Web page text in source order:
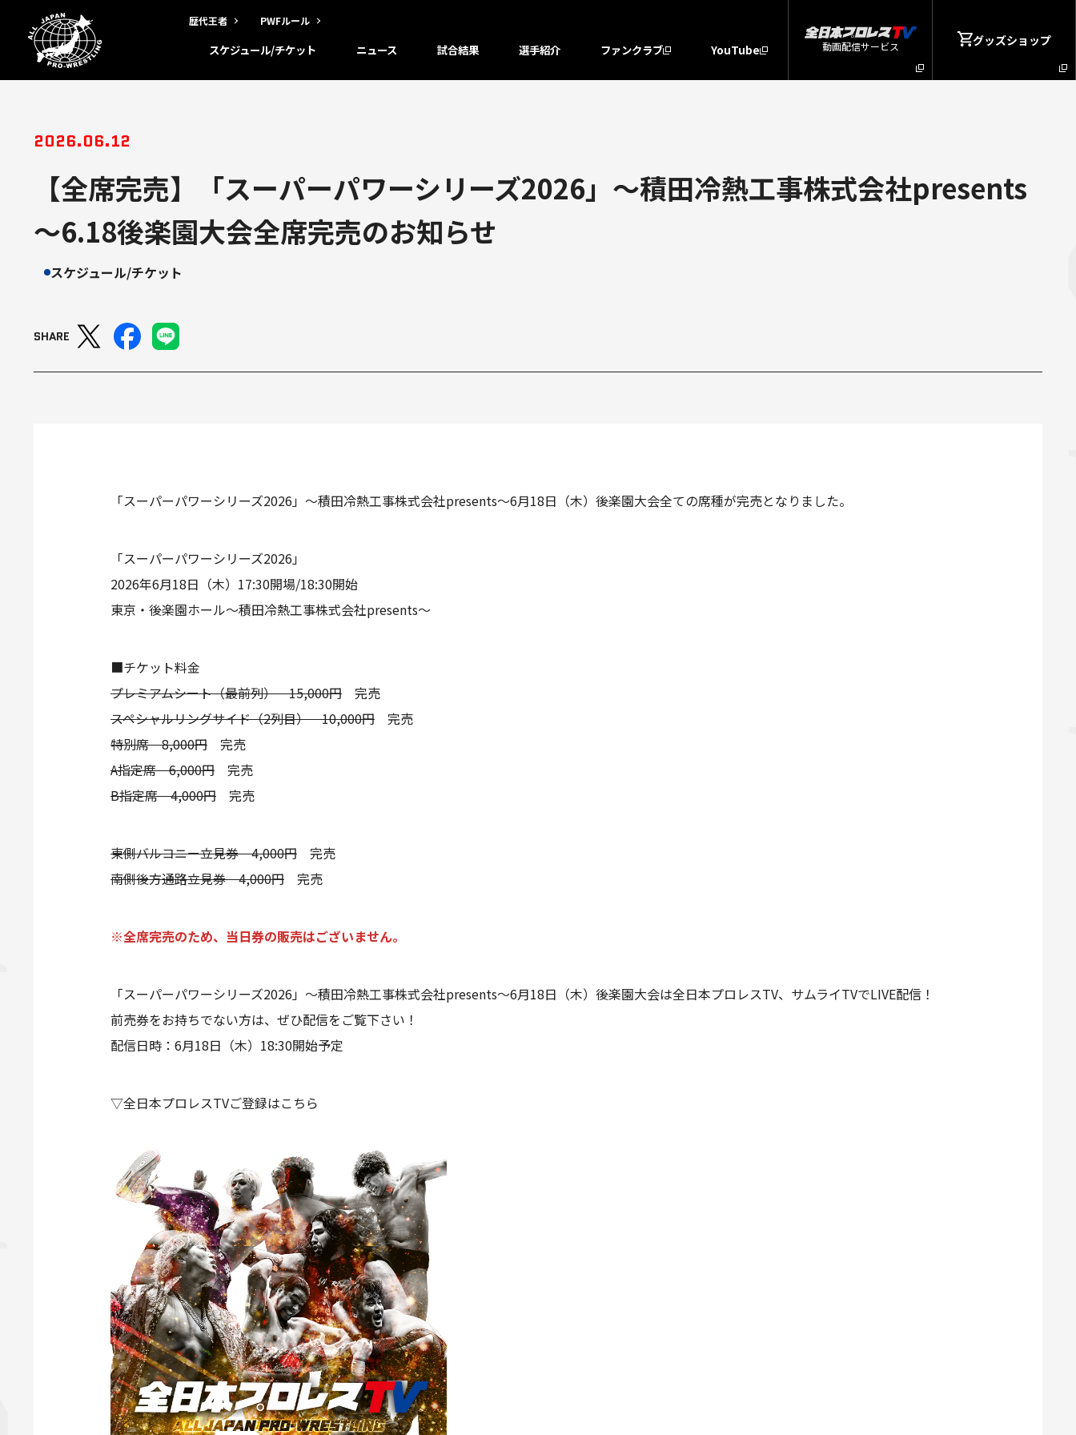
歴代王者 PWFルール
スケジュール/チケット ニュース 試合結果 選手紹介 ファンクラブ YouTube 動画配信サービス グッズショップ
2026.06.12
【全席完売】「スーパーパワーシリーズ2026」～積田冷熱工事株式会社presents
～6.18後楽園大会全席完売のお知らせ
スケジュール/チケット
SHARE
「スーパーパワーシリーズ2026」～積田冷熱工事株式会社presents～6月18日（木）後楽園大会全ての席種が完売となりました。
「スーパーパワーシリーズ2026」
2026年6月18日（木）17:30開場/18:30開始
東京・後楽園ホール～積田冷熱工事株式会社presents～
■チケット料金
プレミアムシート（最前列） 15,000円 完売
スペシャルリングサイド（2列目） 10,000円 完売
特別席 8,000円 完売
A指定席 6,000円 完売
B指定席 4,000円 完売
東側バルコニー立見券 4,000円 完売
南側後方通路立見券 4,000円 完売
※全席完売のため、当日券の販売はございません。
「スーパーパワーシリーズ2026」～積田冷熱工事株式会社presents～6月18日（木）後楽園大会は全日本プロレスTV、サムライTVでLIVE配信！
前売券をお持ちでない方は、ぜひ配信をご覧下さい！
配信日時：6月18日（木）18:30開始予定
▽全日本プロレスTVご登録はこちら